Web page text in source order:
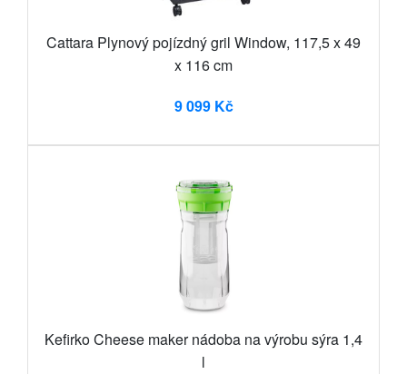
Cattara Plynový pojízdný gril Window, 117,5 x 49
x 116 cm
9 099 Kč
Kefirko Cheese maker nádoba na výrobu sýra 1,4
l